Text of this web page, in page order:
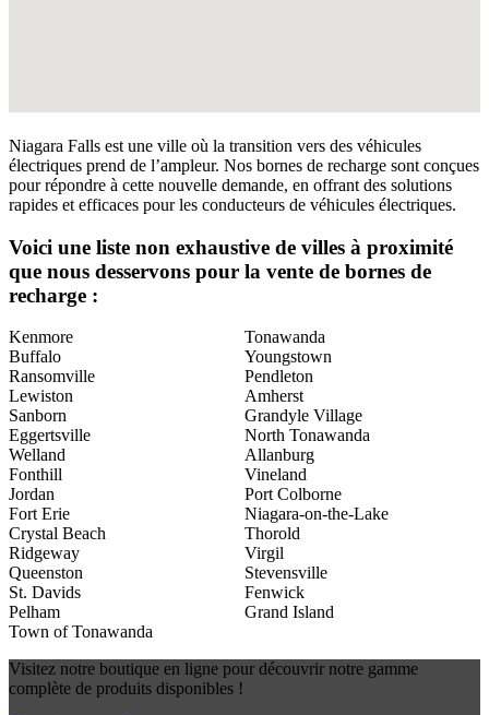
Niagara Falls est une ville où la transition vers des véhicules
électriques prend de l’ampleur. Nos bornes de recharge sont conçues
pour répondre à cette nouvelle demande, en offrant des solutions
rapides et efficaces pour les conducteurs de véhicules électriques.
Voici une liste non exhaustive de villes à proximité
que nous desservons pour la vente de bornes de
recharge :
Kenmore
Tonawanda
Buffalo
Youngstown
Ransomville
Pendleton
Lewiston
Amherst
Sanborn
Grandyle Village
Eggertsville
North Tonawanda
Welland
Allanburg
Fonthill
Vineland
Jordan
Port Colborne
Fort Erie
Niagara-on-the-Lake
Crystal Beach
Thorold
Ridgeway
Virgil
Queenston
Stevensville
St. Davids
Fenwick
Pelham
Grand Island
Town of Tonawanda
Visitez notre boutique en ligne pour découvrir notre gamme
complète de produits disponibles !